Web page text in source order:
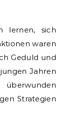
lernen, sich
waren
Geduld und
Jahren
Strategien